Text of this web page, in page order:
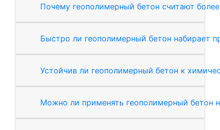
Почему геополимерный бетон считают
Быстро ли геополимерный бетон набирает
Устойчив ли геополимерный бетон к
Можно ли применять геополимерный бетон